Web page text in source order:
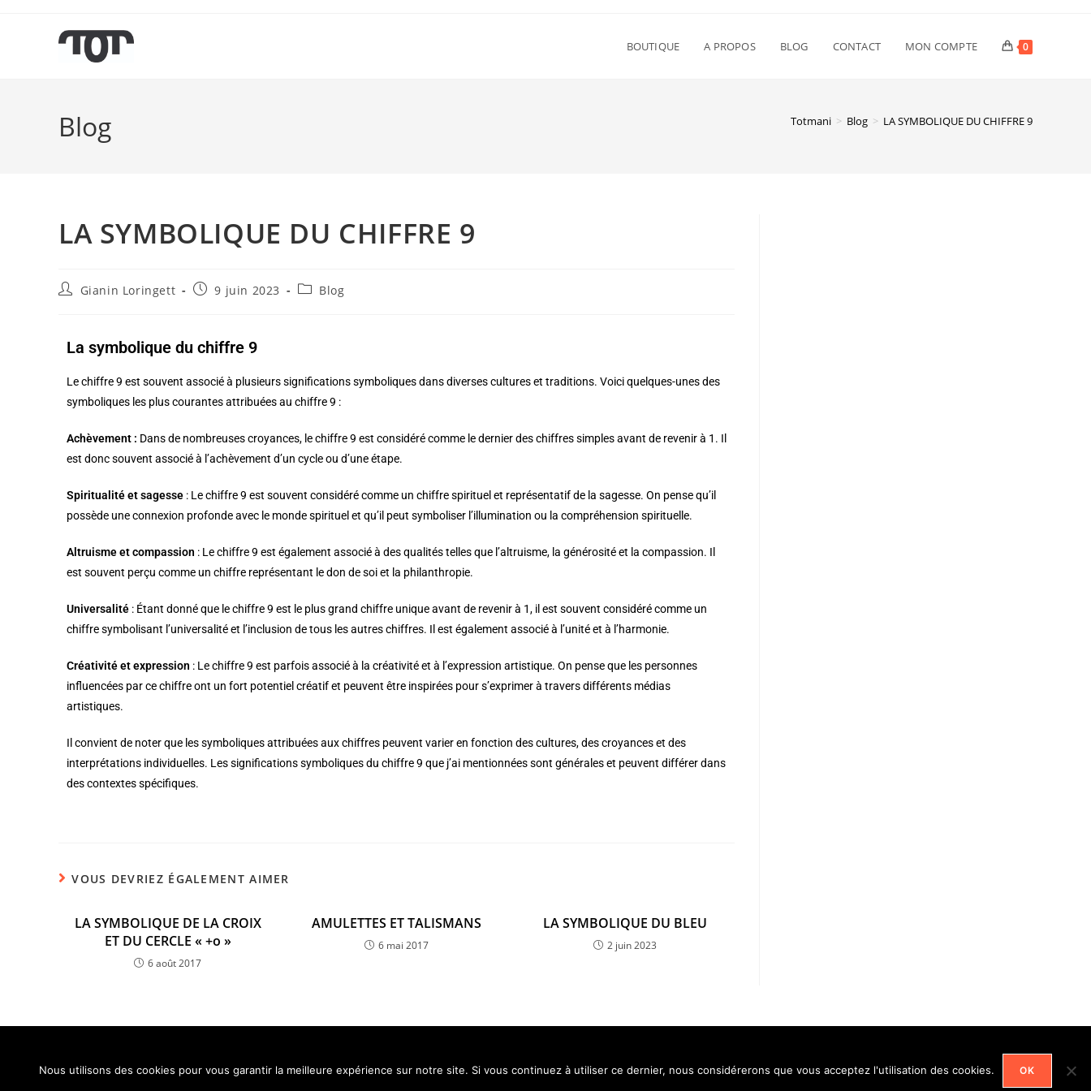
BOUTIQUE A PROPOS BLOG CONTACT MON COMPTE 0
Blog Totmani > Blog > LA SYMBOLIQUE DU CHIFFRE 9
LA SYMBOLIQUE DU CHIFFRE 9
Gianin Loringett 9 juin 2023 Blog
La symbolique du chiffre 9
Le chiffre 9 est souvent associé à plusieurs significations symboliques dans diverses cultures et traditions. Voici quelques-unes des
symboliques les plus courantes attribuées au chiffre 9 :
Achèvement : Dans de nombreuses croyances, le chiffre 9 est considéré comme le dernier des chiffres simples avant de revenir à 1. Il
est donc souvent associé à l’achèvement d’un cycle ou d’une étape.
Spiritualité et sagesse : Le chiffre 9 est souvent considéré comme un chiffre spirituel et représentatif de la sagesse. On pense qu’il
possède une connexion profonde avec le monde spirituel et qu’il peut symboliser l’illumination ou la compréhension spirituelle.
Altruisme et compassion : Le chiffre 9 est également associé à des qualités telles que l’altruisme, la générosité et la compassion. Il
est souvent perçu comme un chiffre représentant le don de soi et la philanthropie.
Universalité : Étant donné que le chiffre 9 est le plus grand chiffre unique avant de revenir à 1, il est souvent considéré comme un
chiffre symbolisant l’universalité et l’inclusion de tous les autres chiffres. Il est également associé à l’unité et à l’harmonie.
Créativité et expression : Le chiffre 9 est parfois associé à la créativité et à l’expression artistique. On pense que les personnes
influencées par ce chiffre ont un fort potentiel créatif et peuvent être inspirées pour s’exprimer à travers différents médias
artistiques.
Il convient de noter que les symboliques attribuées aux chiffres peuvent varier en fonction des cultures, des croyances et des
interprétations individuelles. Les significations symboliques du chiffre 9 que j’ai mentionnées sont générales et peuvent différer dans
des contextes spécifiques.
VOUS DEVRIEZ ÉGALEMENT AIMER
LA SYMBOLIQUE DE LA CROIX
ET DU CERCLE « +o »
6 août 2017
AMULETTES ET TALISMANS
6 mai 2017
LA SYMBOLIQUE DU BLEU
2 juin 2023
Nous utilisons des cookies pour vous garantir la meilleure expérience sur notre site. Si vous continuez à utiliser ce dernier, nous considérerons que vous acceptez l'utilisation des cookies. OK